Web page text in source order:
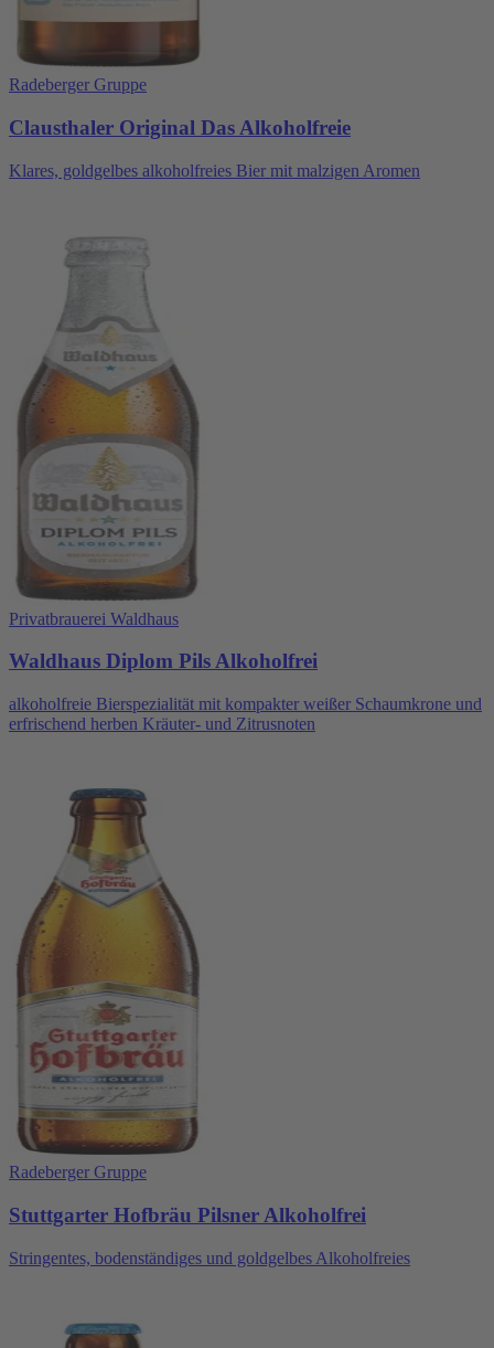
Radeberger Gruppe
Clausthaler Original Das Alkoholfreie
Klares, goldgelbes alkoholfreies Bier mit malzigen Aromen
Privatbrauerei Waldhaus
Waldhaus Diplom Pils Alkoholfrei
alkoholfreie Bierspezialität mit kompakter weißer Schaumkrone und
erfrischend herben Kräuter- und Zitrusnoten
Radeberger Gruppe
Stuttgarter Hofbräu Pilsner Alkoholfrei
Stringentes, bodenständiges und goldgelbes Alkoholfreies